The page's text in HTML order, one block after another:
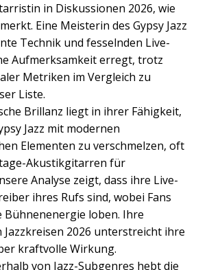
in Diskussionen 2026, wie
Eine Meisterin des Gypsy Jazz
Technik und fesselnden Live-
Aufmerksamkeit erregt, trotz
Metriken im Vergleich zu
Liste.
Brillanz liegt in ihrer Fähigkeit,
Jazz mit modernen
Elementen zu verschmelzen, oft
Akustikgitarren für
Analyse zeigt, dass ihre Live-
ihres Rufs sind, wobei Fans
Bühnenenergie loben. Ihre
2026 unterstreicht ihre
kraftvolle Wirkung.
von Jazz-Subgenres hebt die